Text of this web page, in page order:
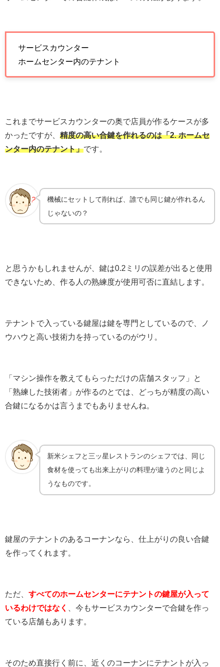
サービスカウンター
ホームセンター内のテナント
これまでサービスカウンターの奥で店員が作るケースが多
かったですが、 精度の高い合鍵を作れるのは「2. ホームセ
ンター内のテナント」です。
機械にセットして削れば、誰でも同じ鍵が作れるん
じゃないの？
と思うかもしれませんが、鍵は0.2ミリの誤差が出ると使用
できないため、作る人の熟練度が使用可否に直結します。
テナントで入っている鍵屋は鍵を専門としているので、ノ
ウハウと高い技術力を持っているのがウリ。
「マシン操作を教えてもらっただけの店舗スタッフ」と
「熟練した技術者」が作るのとでは、どっちが精度の高い
合鍵になるかは言うまでもありませんね。
新米シェフと三ッ星レストランのシェフでは、同じ
食材を使っても出来上がりの料理が違うのと同じよ
うなものです。
鍵屋のテナントのあるコーナンなら、仕上がりの良い合鍵
を作ってくれます。
ただ、 すべてのホームセンターにテナントの鍵屋が入って
いるわけではなく
、今もサービスカウンターで合鍵を作っ
ている店舗もあります。
そのため直接行く前に、近くのコーナンにテナントが入っ